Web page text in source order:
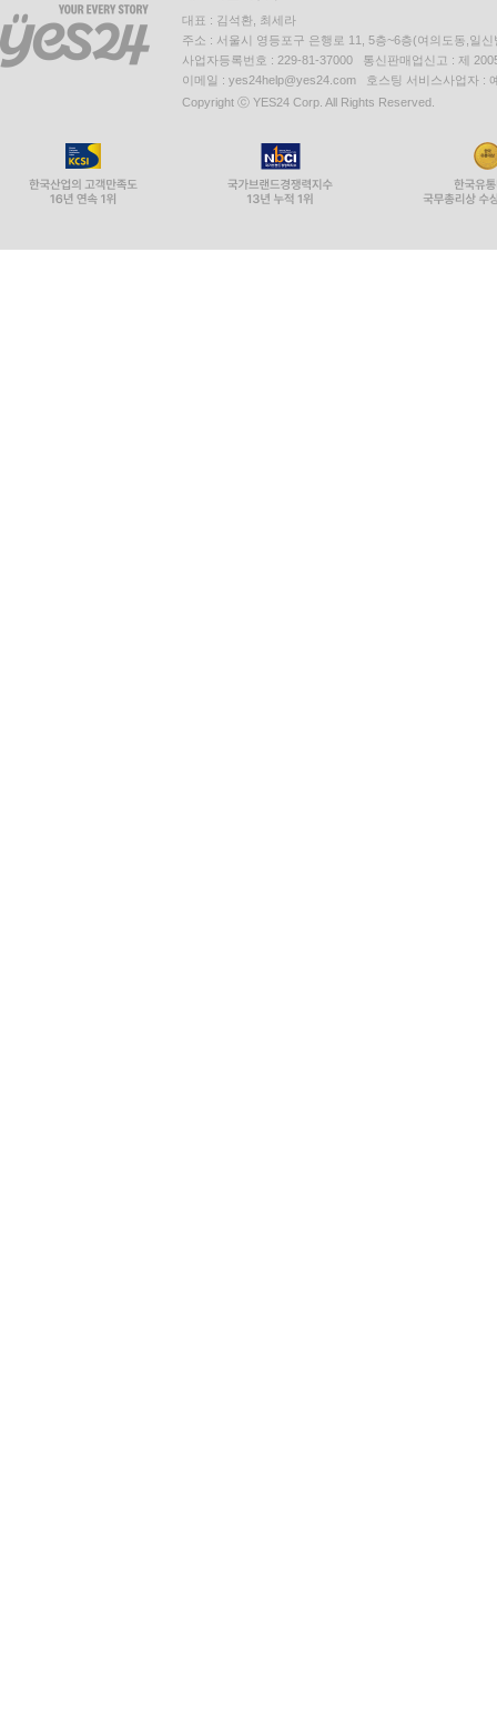
대표 : 김석환, 최세라
주소 : 서울시 영등포구 은행로 11, 5층~6층(여의도동,일신
사업자등록번호 : 229-81-37000 통신판매업신고 : 제
이메일 : yes24help@yes24.com 호스팅 서비스사업자 :
Copyright ⓒ YES24 Corp. All Rights Reserved.